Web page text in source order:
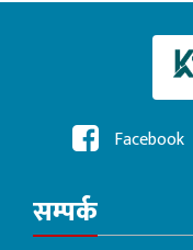
Facebook
सम्पर्क